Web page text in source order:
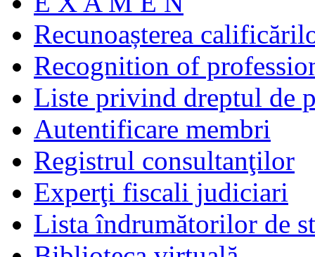
Recunoașterea
Recognition of
Liste privind dreptul de
Autentificare membri
Registrul consultanţilor
Experţi fiscali judiciari
Lista îndrumătorilor de